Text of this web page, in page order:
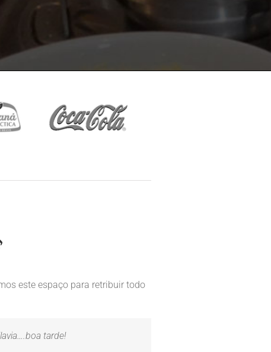
este espaço para retribuir todo
tarde!